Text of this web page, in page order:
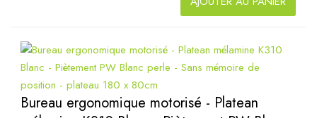
Bureau ergonomique motorisé - Platean